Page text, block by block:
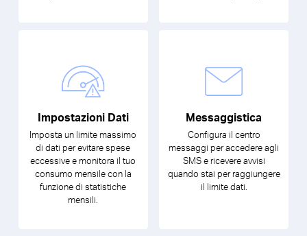
Impostazioni Dati
Imposta un limite massimo
di dati per evitare spese
eccessive e monitora il tuo
consumo mensile con la
funzione di statistiche
mensili.
Messaggistica
Configura il centro
messaggi per accedere agli
SMS e ricevere avvisi
quando stai per raggiungere
il limite dati.